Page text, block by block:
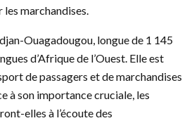
les marchandises.
Ouagadougou, longue de 1 145
d’Afrique de l’Ouest. Elle est
de passagers et de marchandises
à son importance cruciale, les
elles à l’écoute des